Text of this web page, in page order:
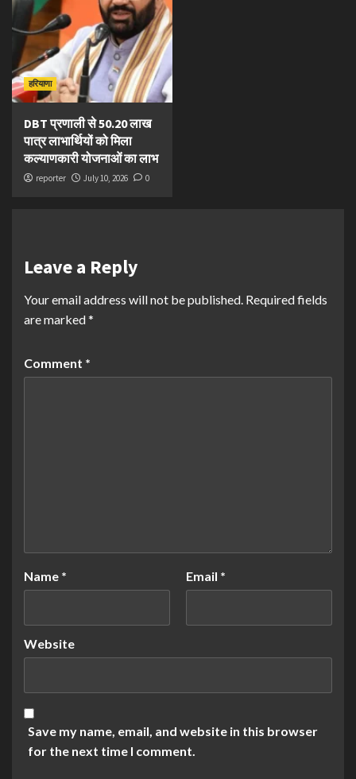
हरियाणा
DBT प्रणाली से 50.20 लाख
पात्र लाभार्थियों को मिला
कल्याणकारी योजनाओं का लाभ
reporter July 10, 2026 0
Leave a Reply
Your email address will not be published. Required fields
are marked*
Comment *
Name * Email *
Website
Save my name, email, and website in this browser
for the next time I comment.